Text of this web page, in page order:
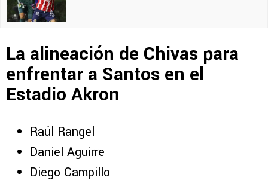
La alineación de Chivas para
enfrentar a Santos en el
Estadio Akron
Raúl Rangel
Daniel Aguirre
Diego Campillo